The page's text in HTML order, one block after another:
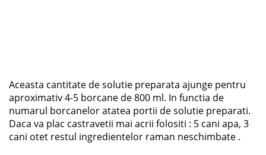
Aceasta cantitate de solutie preparata ajunge pentru
aproximativ 4-5 borcane de 800 ml. In functia de
numarul borcanelor atatea portii de solutie preparati.
Daca va plac castravetii mai acrii folositi : 5 cani apa, 3
cani otet restul ingredientelor raman neschimbate .